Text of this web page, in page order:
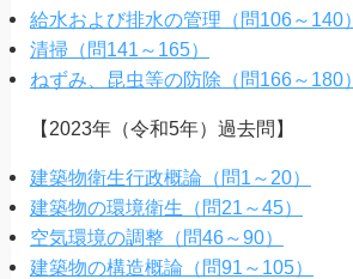
給水および排水の管理（問106～140）
清掃（問141～165）
ねずみ、昆虫等の防除（問166～180）
【2023年（令和5年）過去問】
建築物衛生行政概論（問1～20）
建築物の環境衛生（問21～45）
空気環境の調整（問46～90）
建築物の構造概論（問91～105）